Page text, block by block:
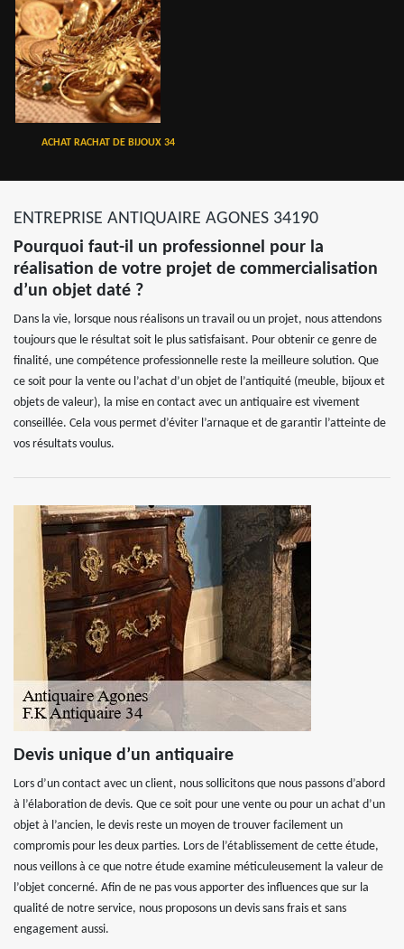
ACHAT RACHAT DE BIJOUX 34
ENTREPRISE ANTIQUAIRE AGONES 34190
Pourquoi faut-il un professionnel pour la
réalisation de votre projet de commercialisation
d’un objet daté ?
Dans la vie, lorsque nous réalisons un travail ou un projet, nous attendons
toujours que le résultat soit le plus satisfaisant. Pour obtenir ce genre de
finalité, une compétence professionnelle reste la meilleure solution. Que
ce soit pour la vente ou l’achat d’un objet de l’antiquité (meuble, bijoux et
objets de valeur), la mise en contact avec un antiquaire est vivement
conseillée. Cela vous permet d’éviter l’arnaque et de garantir l’atteinte de
vos résultats voulus.
Devis unique d’un antiquaire
Lors d’un contact avec un client, nous sollicitons que nous passons d’abord
à l’élaboration de devis. Que ce soit pour une vente ou pour un achat d’un
objet à l’ancien, le devis reste un moyen de trouver facilement un
compromis pour les deux parties. Lors de l’établissement de cette étude,
nous veillons à ce que notre étude examine méticuleusement la valeur de
l’objet concerné. Afin de ne pas vous apporter des influences que sur la
qualité de notre service, nous proposons un devis sans frais et sans
engagement aussi.